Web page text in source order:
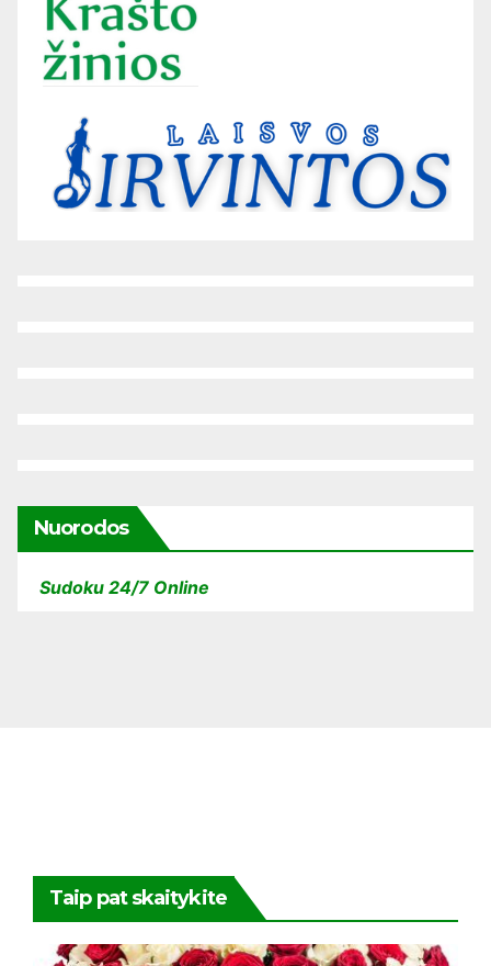
Nuorodos
Sudoku 24/7 Online
Taip pat skaitykite